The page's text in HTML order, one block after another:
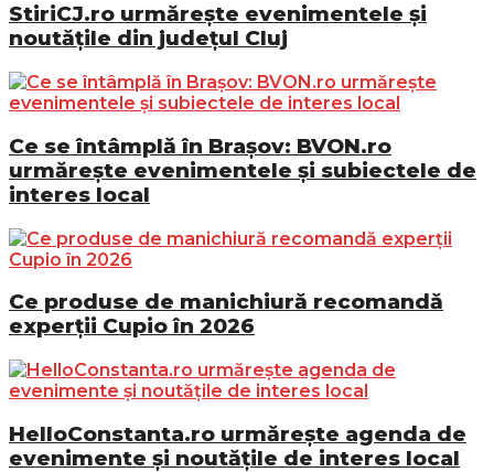
StiriCJ.ro urmărește evenimentele și
noutățile din județul Cluj
Ce se întâmplă în Brașov: BVON.ro
urmărește evenimentele și subiectele de
interes local
Ce produse de manichiură recomandă
experții Cupio în 2026
HelloConstanta.ro urmărește agenda de
evenimente și noutățile de interes local